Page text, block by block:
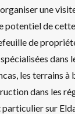
une
potentiel de
de
dans
les terrains
dans les
sur